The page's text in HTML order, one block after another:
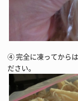
④ 完全に凍ってから
ださい。